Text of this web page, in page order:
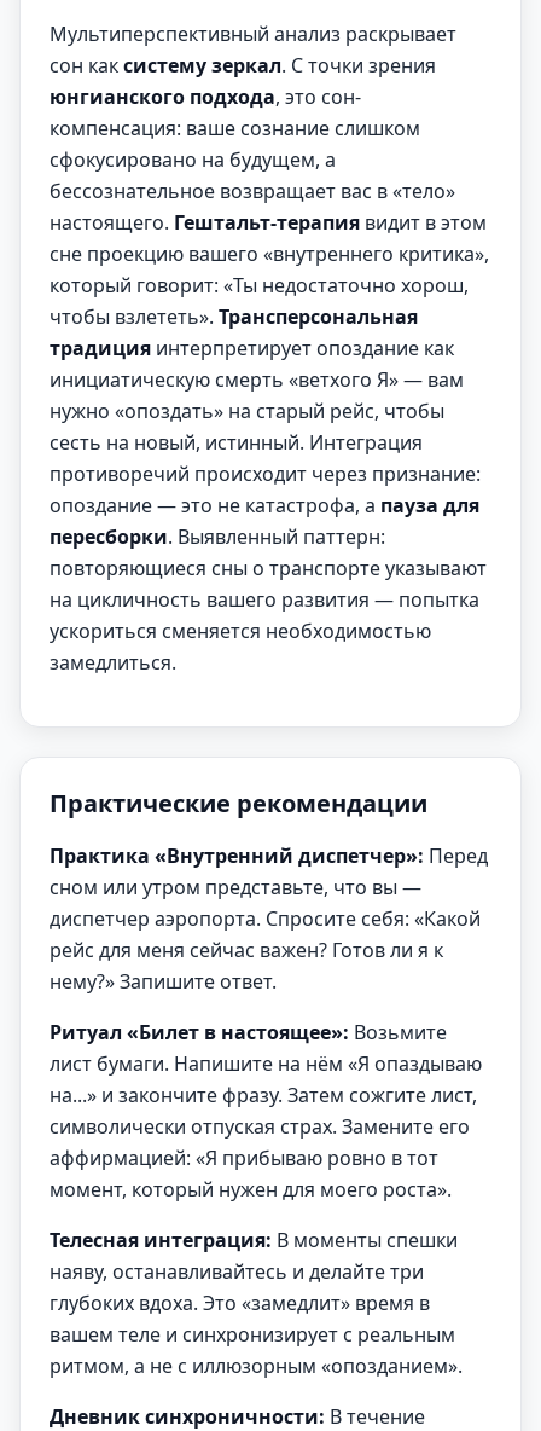
Мультиперспективный анализ раскрывает
сон каксистему зеркал. С точки зрения
юнгианского подхода, это сон-
компенсация: ваше сознание слишком
сфокусировано на будущем, а
бессознательное возвращает вас в «тело»
настоящего. Гештальт-терапия видит в этом
сне проекцию вашего «внутреннего критика»,
который говорит: «Ты недостаточно хорош,
чтобы взлететь». Трансперсональная
традиция интерпретирует опоздание как
инициатическую смерть «ветхого Я» — вам
нужно «опоздать» на старый рейс, чтобы
сесть на новый, истинный. Интеграция
противоречий происходит через признание:
опоздание — это не катастрофа, а пауза для
пересборки. Выявленный паттерн:
повторяющиеся сны о транспорте указывают
на цикличность вашего развития — попытка
ускориться сменяется необходимостью
замедлиться.
Практические рекомендации
Практика «Внутренний диспетчер»: Перед
сном или утром представьте, что вы —
диспетчер аэропорта. Спросите себя: «Какой
рейс для меня сейчас важен? Готов ли я к
нему?» Запишите ответ.
Ритуал «Билет в настоящее»: Возьмите
лист бумаги. Напишите на нём «Я опаздываю
на...» и закончите фразу. Затем сожгите лист,
символически отпуская страх. Замените его
аффирмацией: «Я прибываю ровно в тот
момент, который нужен для моего роста».
Телесная интеграция: В моменты спешки
наяву, останавливайтесь и делайте три
глубоких вдоха. Это «замедлит» время в
вашем теле и синхронизирует с реальным
ритмом, а не с иллюзорным «опозданием».
Дневник синхроничности: В течение